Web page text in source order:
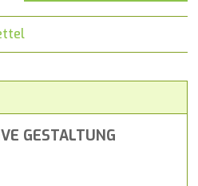
GESTALTUNG